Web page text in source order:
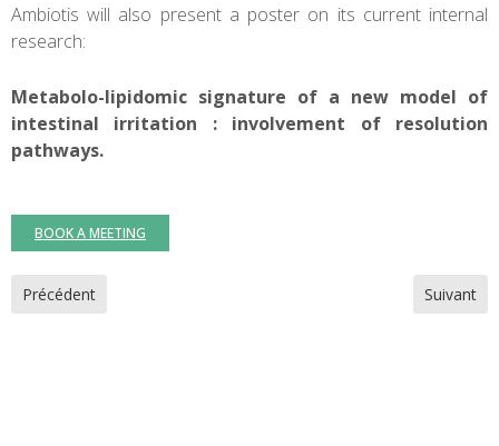
Ambiotis will also present a poster on its current internal
research:
Metabolo-lipidomic signature of a new model of
intestinal irritation : involvement of resolution
pathways.
BOOK A MEETING
Article précédent : Implementation of a new LC-MS/MS system
Précédent Article
Suivant